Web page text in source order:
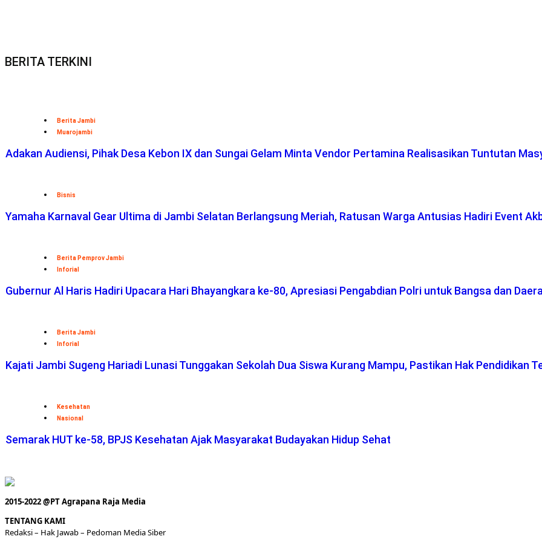
BERITA TERKINI
Berita Jambi
Muarojambi
Adakan Audiensi, Pihak Desa Kebon IX dan Sungai Gelam Minta Vendor Pertamina Realisasikan Tuntutan
Bisnis
Yamaha Karnaval Gear Ultima di Jambi Selatan Berlangsung Meriah, Ratusan Warga Antusias Hadiri Event
Berita Pemprov Jambi
Inforial
Gubernur Al Haris Hadiri Upacara Hari Bhayangkara ke-80, Apresiasi Pengabdian Polri untuk Bangsa dan
Berita Jambi
Inforial
Kajati Jambi Sugeng Hariadi Lunasi Tunggakan Sekolah Dua Siswa Kurang Mampu, Pastikan Hak Pendidikan
Kesehatan
Nasional
Semarak HUT ke-58, BPJS Kesehatan Ajak Masyarakat Budayakan Hidup Sehat
2015-2022 @PT Agrapana Raja Media
TENTANG KAMI
Redaksi– Hak Jawab – Pedoman Media Siber